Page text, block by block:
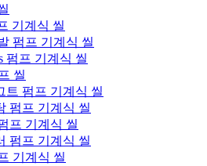
기계식 씰
펌프 기계식 씰
펌프 기계식 씰
씰
트 펌프 기계식 씰
펌프 기계식 씰
프 기계식 씰
펌프 기계식 씰
기계식 씰